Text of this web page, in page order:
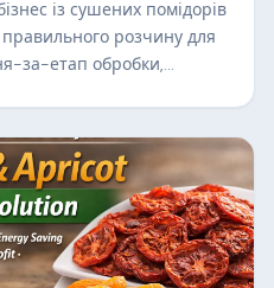
із сушених помідорів
розчину для
за-етап обробки,